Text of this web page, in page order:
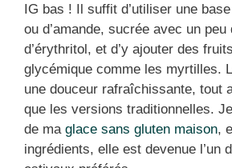
IG bas ! Il suffit d’utiliser une
ou d’amande, sucrée avec un
d’érythritol, et d’y ajouter des
glycémique comme les myrtilles.
une douceur rafraîchissante, tout
que les versions traditionnelles.
de ma glace sans gluten maison,
ingrédients, elle est devenue l’un